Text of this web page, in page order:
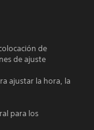
de
de ajuste
ajustar la hora, la
para los